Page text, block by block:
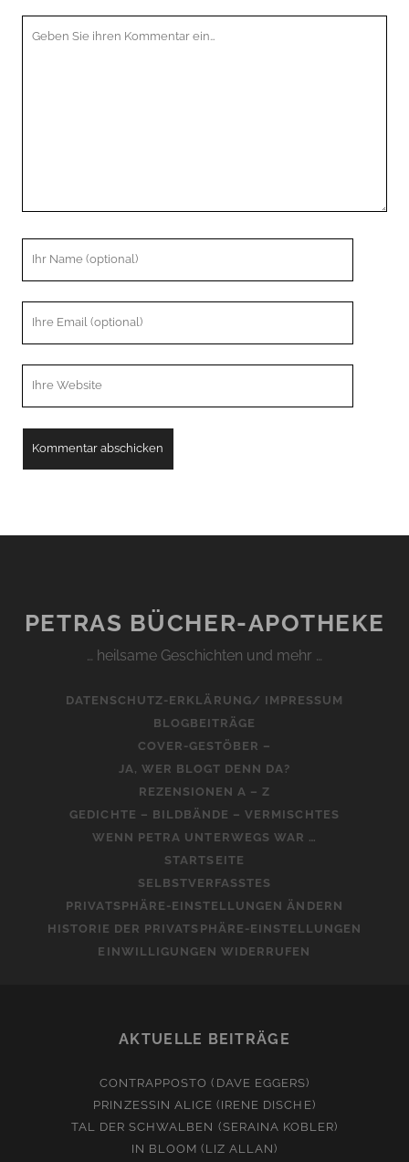
PETRAS BÜCHER-APOTHEKE
… heilsame Geschichten und mehr …
DATENSCHUTZ-ERKLÄRUNG/ IMPRESSUM
BLOGBEITRÄGE
COVER-GESTÖBER –
JA, WER BLOGT DENN DA?
REZENSIONEN A – Z
GEDICHTE – BILDBÄNDE – VERMISCHTES
WENN PETRA UNTERWEGS WAR …
STARTSEITE
SELBSTVERFASSTES
PRIVATSPHÄRE-EINSTELLUNGEN ÄNDERN
HISTORIE DER PRIVATSPHÄRE-EINSTELLUNGEN
EINWILLIGUNGEN WIDERRUFEN
AKTUELLE BEITRÄGE
CONTRAPPOSTO (DAVE EGGERS)
PRINZESSIN ALICE (IRENE DISCHE)
TAL DER SCHWALBEN (SERAINA KOBLER)
IN BLOOM (LIZ ALLAN)